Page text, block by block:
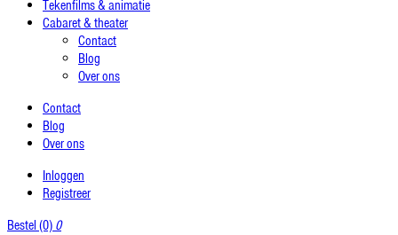
Tekenfilms & animatie
Cabaret & theater
Contact
Blog
Over ons
Contact
Blog
Over ons
Inloggen
Registreer
Bestel (0) 0